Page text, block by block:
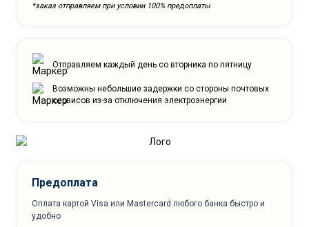
*заказ отправляем при условии 100% предоплаты
Отправляем каждый день со вторника по пятницу
Возможны небольшие задержки со стороны почтовых
сервисов из-за отключения электроэнергии
Предоплата
Оплата картой Visa или Mastercard любого банка быстро и
удобно